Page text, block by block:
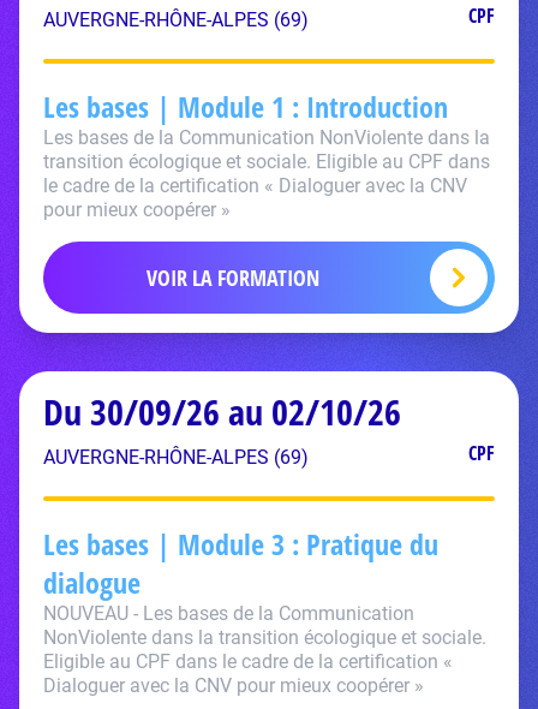
AUVERGNE-RHÔNE-ALPES (69) CPF
Les bases | Module 1 : Introduction
Les bases de la Communication NonViolente dans la
transition écologique et sociale. Eligible au CPF dans
le cadre de la certification « Dialoguer avec la CNV
pour mieux coopérer »
VOIR LA FORMATION
Du 30/09/26 au 02/10/26
AUVERGNE-RHÔNE-ALPES (69) CPF
Les bases | Module 3 : Pratique du
dialogue
NOUVEAU - Les bases de la Communication
NonViolente dans la transition écologique et sociale.
Eligible au CPF dans le cadre de la certification «
Dialoguer avec la CNV pour mieux coopérer »